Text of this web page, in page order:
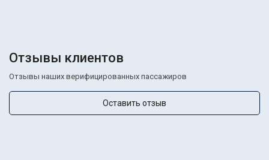
Отзывы клиентов
Отзывы наших верифицированных пассажиров
Оставить отзыв